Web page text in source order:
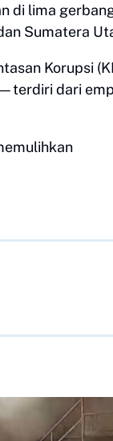
di lima
Sumatera
Korupsi
dari